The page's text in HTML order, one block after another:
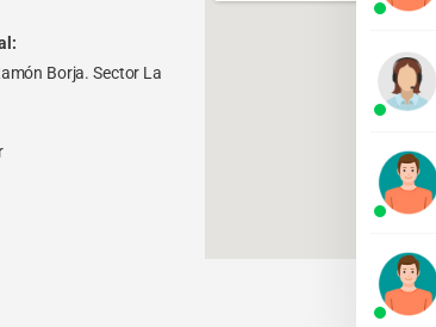
Borja. Sector La